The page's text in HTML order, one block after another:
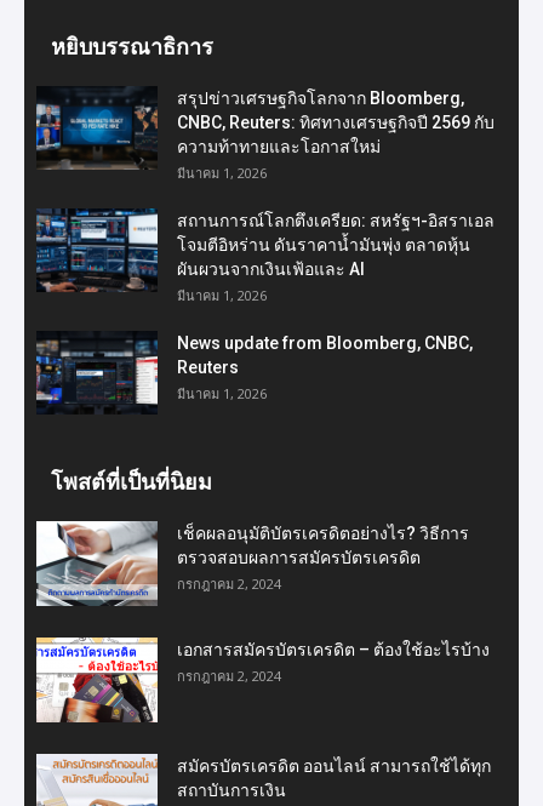
หยิบบรรณาธิการ
สรุปข่าวเศรษฐกิจโลกจาก Bloomberg,
CNBC, Reuters: ทิศทางเศรษฐกิจปี 2569 กับ
ความท้าทายและโอกาสใหม่
มีนาคม 1, 2026
สถานการณ์โลกตึงเครียด: สหรัฐฯ-อิสราเอล
โจมตีอิหร่าน ดันราคาน้ำมันพุ่ง ตลาดหุ้น
ผันผวนจากเงินเฟ้อและ AI
มีนาคม 1, 2026
News update from Bloomberg, CNBC,
Reuters
มีนาคม 1, 2026
โพสต์ที่เป็นที่นิยม
เช็คผลอนุมัติบัตรเครดิตอย่างไร? วิธีการ
ตรวจสอบผลการสมัครบัตรเครดิต
กรกฎาคม 2, 2024
เอกสารสมัครบัตรเครดิต – ต้องใช้อะไรบ้าง
กรกฎาคม 2, 2024
สมัครบัตรเครดิต ออนไลน์ สามารถใช้ได้ทุก
สถาบันการเงิน